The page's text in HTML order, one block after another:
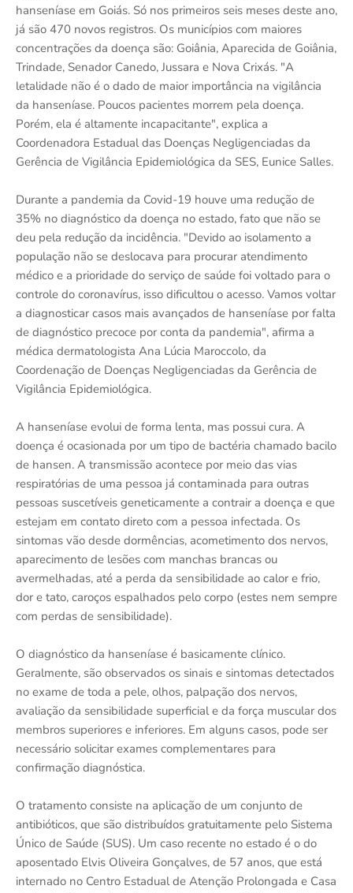
hanseníase em Goiás. Só nos primeiros seis meses deste ano,
já são 470 novos registros. Os municípios com maiores
concentrações da doença são: Goiânia, Aparecida de Goiânia,
Trindade, Senador Canedo, Jussara e Nova Crixás. "A
letalidade não é o dado de maior importância na vigilância
da hanseníase. Poucos pacientes morrem pela doença.
Porém, ela é altamente incapacitante", explica a
Coordenadora Estadual das Doenças Negligenciadas da
Gerência de Vigilância Epidemiológica da SES, Eunice Salles.
Durante a pandemia da Covid-19 houve uma redução de
35% no diagnóstico da doença no estado, fato que não se
deu pela redução da incidência. "Devido ao isolamento a
população não se deslocava para procurar atendimento
médico e a prioridade do serviço de saúde foi voltado para o
controle do coronavírus, isso dificultou o acesso. Vamos voltar
a diagnosticar casos mais avançados de hanseníase por falta
de diagnóstico precoce por conta da pandemia", afirma a
médica dermatologista Ana Lúcia Maroccolo, da
Coordenação de Doenças Negligenciadas da Gerência de
Vigilância Epidemiológica.
A hanseníase evolui de forma lenta, mas possui cura. A
doença é ocasionada por um tipo de bactéria chamado bacilo
de hansen. A transmissão acontece por meio das vias
respiratórias de uma pessoa já contaminada para outras
pessoas suscetíveis geneticamente a contrair a doença e que
estejam em contato direto com a pessoa infectada. Os
sintomas vão desde dormências, acometimento dos nervos,
aparecimento de lesões com manchas brancas ou
avermelhadas, até a perda da sensibilidade ao calor e frio,
dor e tato, caroços espalhados pelo corpo (estes nem sempre
com perdas de sensibilidade).
O diagnóstico da hanseníase é basicamente clínico.
Geralmente, são observados os sinais e sintomas detectados
no exame de toda a pele, olhos, palpação dos nervos,
avaliação da sensibilidade superficial e da força muscular dos
membros superiores e inferiores. Em alguns casos, pode ser
necessário solicitar exames complementares para
confirmação diagnóstica.
O tratamento consiste na aplicação de um conjunto de
antibióticos, que são distribuídos gratuitamente pelo Sistema
Único de Saúde (SUS). Um caso recente no estado é o do
aposentado Elvis Oliveira Gonçalves, de 57 anos, que está
internado no Centro Estadual de Atenção Prolongada e Casa